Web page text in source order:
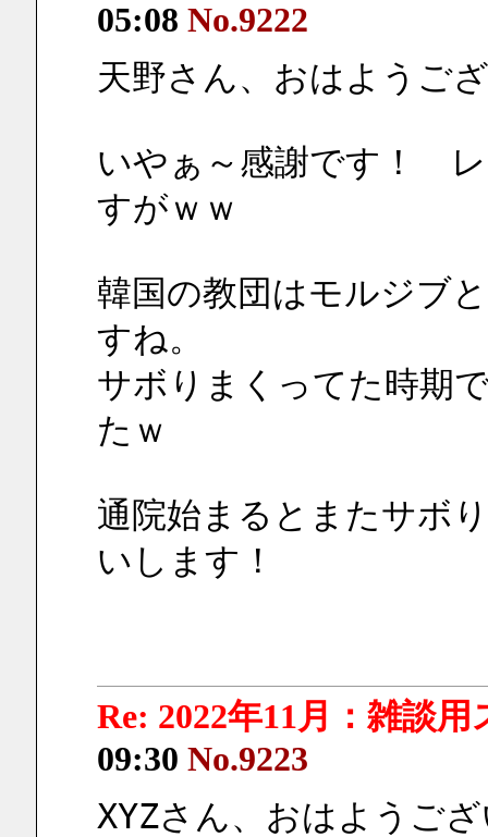
05:08 No.9222
天野さん、おはようご
いやぁ～感謝です！　
すがｗｗ
韓国の教団はモルジブ
すね。
サボりまくってた時期
たｗ
通院始まるとまたサボ
いします！
Re: 2022年11月：雑談
09:30 No.9223
XYZさん、おはようご